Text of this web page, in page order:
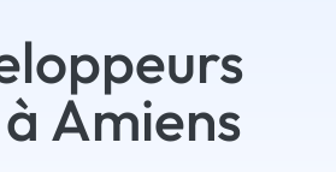
à Amiens